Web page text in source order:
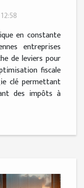
en constante
entreprises
de leviers pour
fiscale
clé permettant
des impôts à